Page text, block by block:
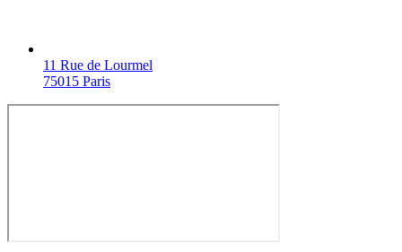
11 Rue de Lourmel
75015 Paris